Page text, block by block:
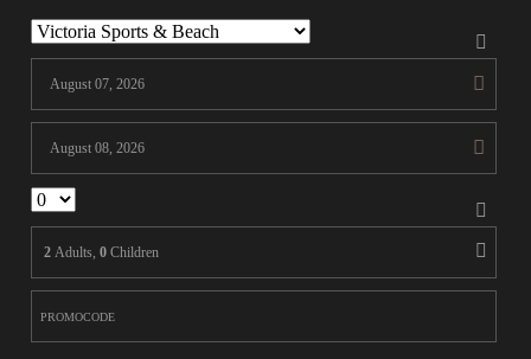
2 Adults, 0 Children